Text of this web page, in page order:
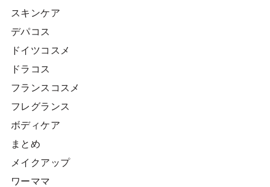
スキンケア
デパコス
ドイツコスメ
ドラコス
フランスコスメ
フレグランス
ボディケア
まとめ
メイクアップ
ワーママ